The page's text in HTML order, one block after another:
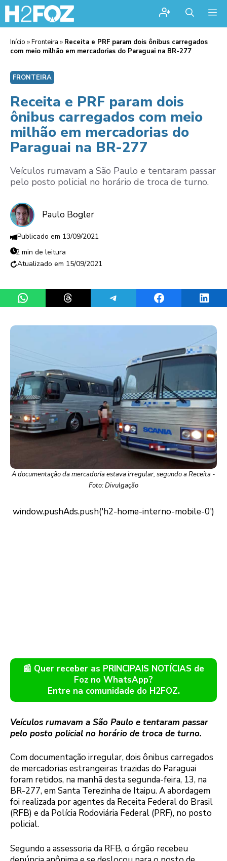
Início »Fronteira » Receita e PRF param dois ônibus carregados
com meio milhão em mercadorias do Paraguai na BR-277
FRONTEIRA
Receita e PRF param dois
ônibus carregados com meio
milhão em mercadorias do
Paraguai na BR-277
Veículos rumavam a São Paulo e tentaram passar
pelo posto policial no horário de troca de turno.
Paulo Bogler
13/09/2021
2 min de leitura
15/09/2021
Share on WhatsAppShare on ThreadsShare on TelegramShare on Facebook
A documentação da mercadoria estava irregular, segundo a Receita -
Foto: Divulgação
📰 Quer receber as PRINCIPAIS NOTÍCIAS de
Foz no WhatsApp?
Entre na comunidade do H2FOZ.
Veículos rumavam a São Paulo e tentaram passar
pelo posto policial no horário de troca de turno.
Com documentação irregular, dois ônibus carregados
de mercadorias estrangeiras trazidas do Paraguai
foram retidos, na manhã desta segunda-feira, 13, na
BR-277, em Santa Terezinha de Itaipu. A abordagem
foi realizada por agentes da Receita Federal do Brasil
(RFB) e da Polícia Rodoviária Federal (PRF), no posto
policial.
Segundo a assessoria da RFB, o órgão recebeu